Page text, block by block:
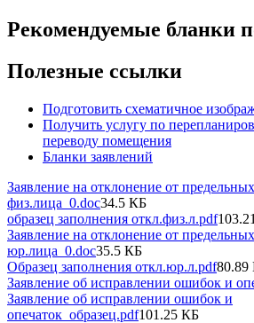
Рекомендуемые бланки
Полезные ссылки
Подготовить схематичное
Получить услугу по
переводу помещения
Бланки заявлений
Заявление на отклонение от
физ.лица_0.doc34.5 КБ
образец заполнения откл.физ.л.pdf
Заявление на отклонение от
юр.лица_0.doc35.5 КБ
Образец заполнения откл.юр.л.pdf80.89
Заявление об исправлении ошибок и
Заявление об исправлении ошибок и
опечаток_образец.pdf101.25 КБ